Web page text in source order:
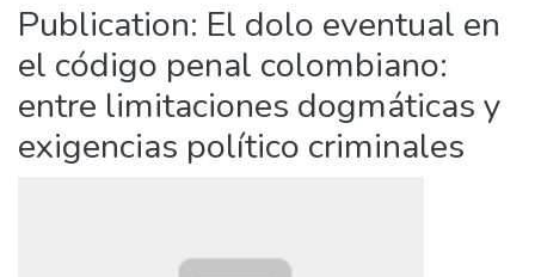
Publication: El dolo eventual en
el código penal colombiano:
entre limitaciones dogmáticas y
exigencias político criminales